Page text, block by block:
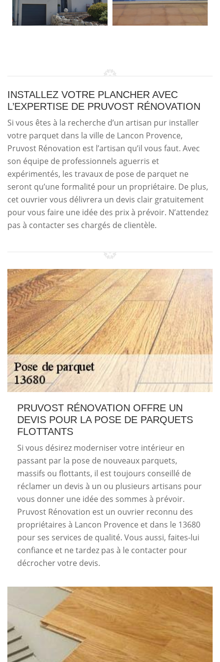
INSTALLEZ VOTRE PLANCHER AVEC
L’EXPERTISE DE PRUVOST RÉNOVATION
Si vous êtes à la recherche d’un artisan pur installer
votre parquet dans la ville de Lancon Provence,
Pruvost Rénovation est l’artisan qu’il vous faut. Avec
son équipe de professionnels aguerris et
expérimentés, les travaux de pose de parquet ne
seront qu’une formalité pour un propriétaire. De plus,
cet ouvrier vous délivrera un devis clair gratuitement
pour vous faire une idée des prix à prévoir. N’attendez
pas à contacter ses chargés de clientèle.
PRUVOST RÉNOVATION OFFRE UN
DEVIS POUR LA POSE DE PARQUETS
FLOTTANTS
Si vous désirez moderniser votre intérieur en
passant par la pose de nouveaux parquets,
massifs ou flottants, il est toujours conseillé de
réclamer un devis à un ou plusieurs artisans pour
vous donner une idée des sommes à prévoir.
Pruvost Rénovation est un ouvrier reconnu des
propriétaires à Lancon Provence et dans le 13680
pour ses services de qualité. Vous aussi, faites-lui
confiance et ne tardez pas à le contacter pour
décrocher votre devis.